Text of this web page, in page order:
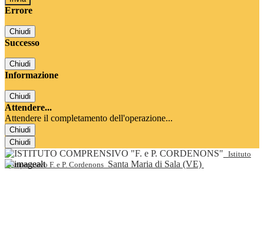
Errore
Chiudi
Successo
Chiudi
Informazione
Chiudi
Attendere...
Attendere il completamento dell'operazione...
Chiudi
Chiudi
Istituto
Comprensivo F. e P. Cordenons Santa Maria di Sala (VE)